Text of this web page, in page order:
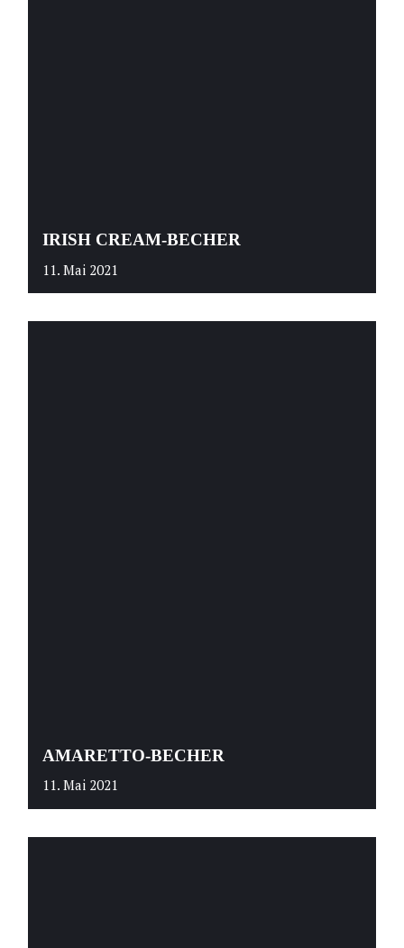
IRISH CREAM-BECHER
11. Mai 2021
AMARETTO-BECHER
11. Mai 2021